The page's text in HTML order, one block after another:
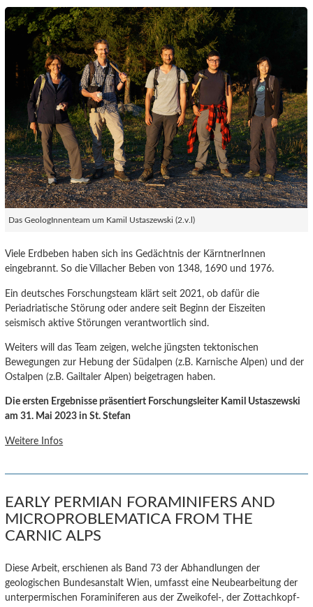
Das GeologInnenteam um Kamil Ustaszewski (2.v.l)
Viele Erdbeben haben sich ins Gedächtnis der KärntnerInnen
eingebrannt. So die Villacher Beben von 1348, 1690 und 1976.
Ein deutsches Forschungsteam klärt seit 2021, ob dafür die
Periadriatische Störung oder andere seit Beginn der Eiszeiten
seismisch aktive Störungen verantwortlich sind.
Weiters will das Team zeigen, welche jüngsten tektonischen
Bewegungen zur Hebung der Südalpen (z.B. Karnische Alpen) und der
Ostalpen (z.B. Gailtaler Alpen) beigetragen haben.
Die ersten Ergebnisse präsentiert Forschungsleiter Kamil Ustaszewski
am 31. Mai 2023 in St. Stefan
Weitere Infos
EARLY PERMIAN FORAMINIFERS AND
MICROPROBLEMATICA FROM THE
CARNIC ALPS
Diese Arbeit, erschienen als Band 73 der Abhandlungen der
geologischen Bundesanstalt Wien, umfasst eine Neubearbeitung der
unterpermischen Foraminiferen aus der Zweikofel-, der Zottachkopf-